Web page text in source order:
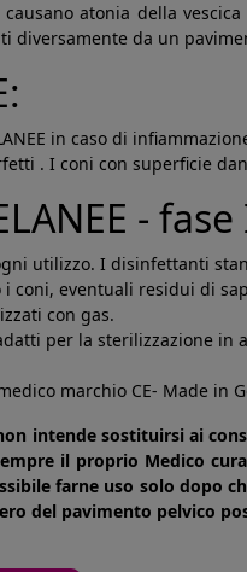
atonia della
diversamente da un
in caso di
. I coni con superficie
- fase
utilizzo. I disinfettanti
coni, eventuali residui di
con gas.
per la sterilizzazione in
marchio CE- Made in
intende sostituirsi ai
il proprio Medico
farne uso solo dopo
del pavimento pelvico